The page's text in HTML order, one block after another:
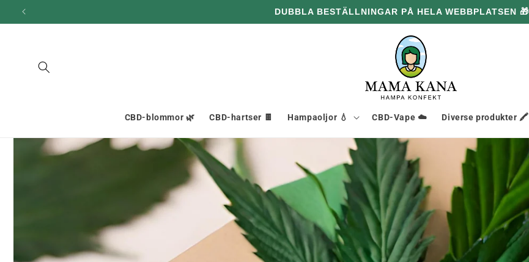
och gå
DUBBLA BESTÄLLNINGAR PÅ HELA WEBBPLATSEN 🎁
CBD-blommor 🌿 CBD-hartser 🍫 Hampaoljor 💧 CBD-Vape ☁️ Diverse produkter 🖍️